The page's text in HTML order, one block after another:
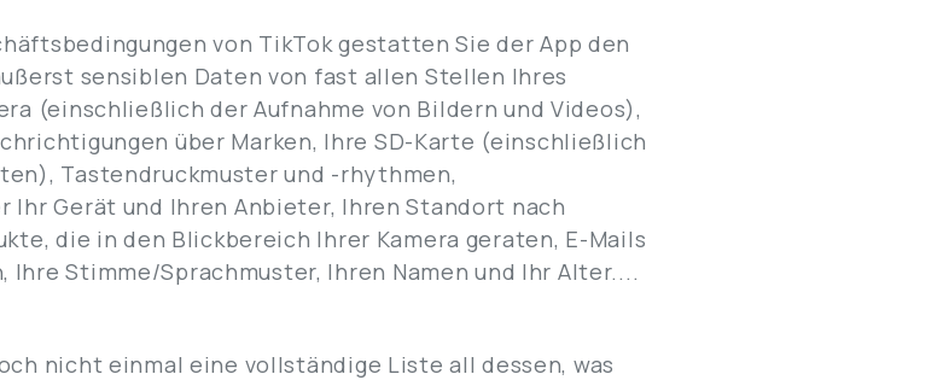
von TikTok gestatten Sie der App den
sensiblen Daten von fast allen Stellen Ihres
(einschließlich der Aufnahme von Bildern und Videos),
über Marken, Ihre SD-Karte (einschließlich
Tastendruckmuster und -rhythmen,
Ihr Gerät und Ihren Anbieter, Ihren Standort nach
die in den Blickbereich Ihrer Kamera geraten, E-Mails
Stimme/Sprachmuster, Ihren Namen und Ihr Alter....
nicht einmal eine vollständige Liste all dessen, was